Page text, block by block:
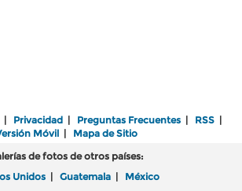
| Privacidad | Preguntas Frecuentes | RSS |
Móvil| Mapa de Sitio
de fotos de otros países:
Unidos | Guatemala | México